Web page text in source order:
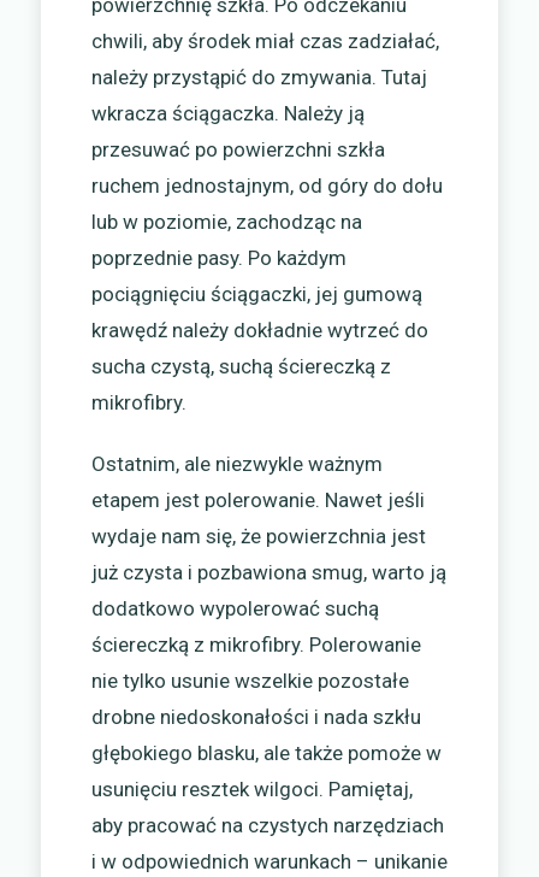
chwili, aby środek miał czas zadziałać,
należy przystąpić do zmywania. Tutaj
wkracza ściągaczka. Należy ją
przesuwać po powierzchni szkła
ruchem jednostajnym, od góry do dołu
lub w poziomie, zachodząc na
poprzednie pasy. Po każdym
pociągnięciu ściągaczki, jej gumową
krawędź należy dokładnie wytrzeć do
sucha czystą, suchą ściereczką z
mikrofibry.
Ostatnim, ale niezwykle ważnym
etapem jest polerowanie. Nawet jeśli
wydaje nam się, że powierzchnia jest
już czysta i pozbawiona smug, warto ją
dodatkowo wypolerować suchą
ściereczką z mikrofibry. Polerowanie
nie tylko usunie wszelkie pozostałe
drobne niedoskonałości i nada szkłu
głębokiego blasku, ale także pomoże w
usunięciu resztek wilgoci. Pamiętaj,
aby pracować na czystych narzędziach
i w odpowiednich warunkach – unikanie